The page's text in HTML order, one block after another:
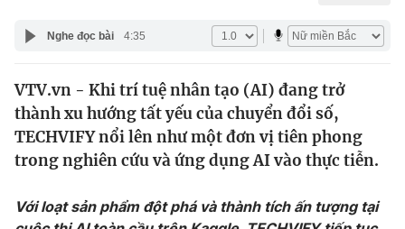
Pháp luật
Thế giới
Tin tức
Thế giới đó đây
Tài chính
Công nghệ
Nghe đọc bài 4:35
VTV.vn - Khi trí tuệ nhân tạo (AI) đang trở
thành xu hướng tất yếu của chuyển đổi số,
TECHVIFY nổi lên như một đơn vị tiên phong
trong nghiên cứu và ứng dụng AI vào thực tiễn.
Với loạt sản phẩm đột phá và thành tích ấn tượng tại